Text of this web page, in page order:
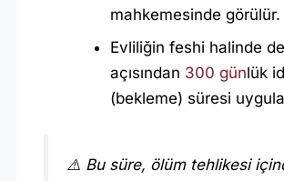
mahkemesinde görülür.
Evliliğin feshi halinde
açısından 300 günlük
(bekleme) süresi
⚠️ Bu süre, ölüm tehlikesi